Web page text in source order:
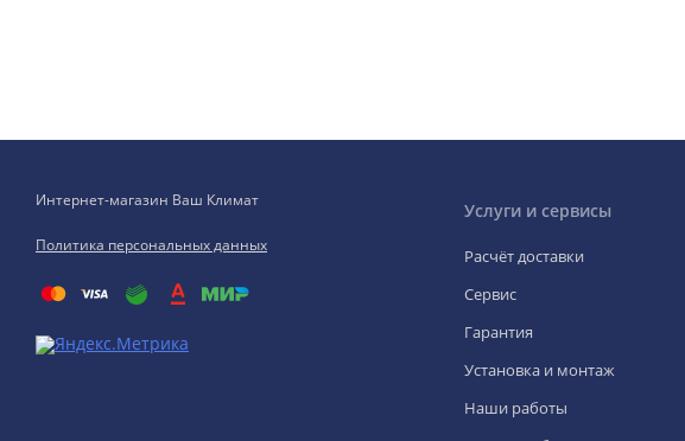
Интернет-магазин Ваш Климат
Политика персональных данных
Услуги и сервисы
Расчёт доставки
Сервис
Гарантия
Установка и монтаж
Наши работы